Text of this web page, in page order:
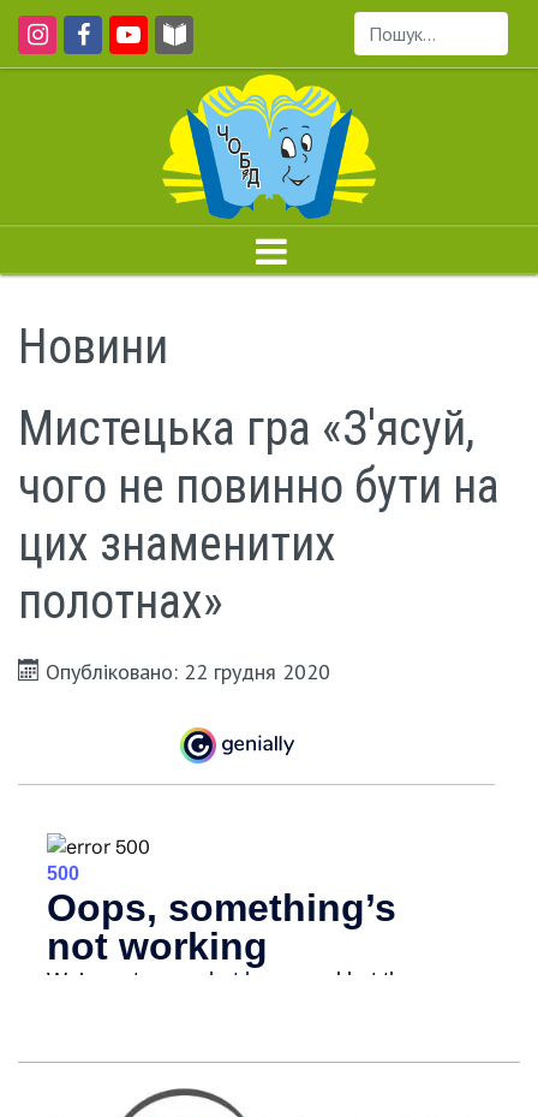
Пошук...
Новини
Мистецька гра «З'ясуй,
чого не повинно бути на
цих знаменитих
полотнах»
Опубліковано: 22 грудня 2020